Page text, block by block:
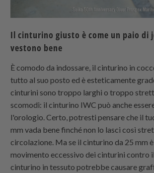
Il cinturino giusto è come un paio di
vestono bene
È comodo da indossare, il cinturino in
tutto al suo posto ed è esteticamente
cinturini sono troppo larghi o troppo
scomodi: il cinturino IWC può anche
l'orologio. Certo, potresti pensare che il
mm vada bene finché non lo lasci così
circolazione. Ma se il cinturino da 25 mm
movimento eccessivo dei cinturini contro
cinturino in tessuto potrebbe causare